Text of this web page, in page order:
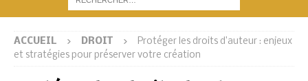
ACCUEIL DROIT
Protéger les droits d’auteur : enjeux
et stratégies pour préserver votre création